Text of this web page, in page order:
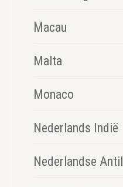
Macau
Malta
Monaco
Nederlands Indië
Nederlandse